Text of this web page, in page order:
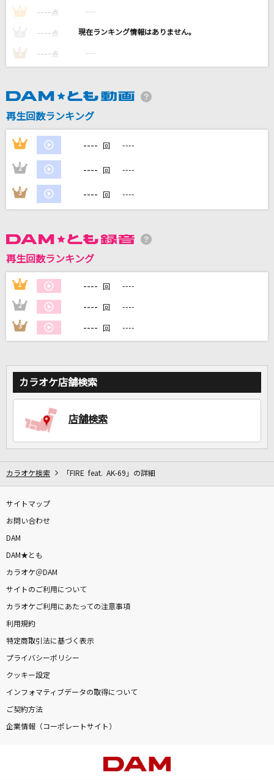
東京
夜に駆ける
嵐(アラシ)
カラオケ最新情報をチェック！
1 ---- 点 ----
---- 点 ----
3 ---- 点 ----
再生回数ランキング
1 ---- 回 ----
2 ---- 回 ----
3 ---- 回 ----
再生回数ランキング
1 ---- 回 ----
2 ---- 回 ----
3 ---- 回 ----
カラオケ店舗検索
店舗検索
カラオケ検索 「FIRE feat. AK-69」の詳細
サイトマップ
お問い合わせ
DAM
DAM★とも
カラオケ＠DAM
サイトのご利用について
カラオケご利用にあたっての注意事項
利用規約
特定商取引法に基づく表示
プライバシーポリシー
クッキー設定
インフォマティブデータの取得について
ご契約方法
企業情報（コーポレートサイト）